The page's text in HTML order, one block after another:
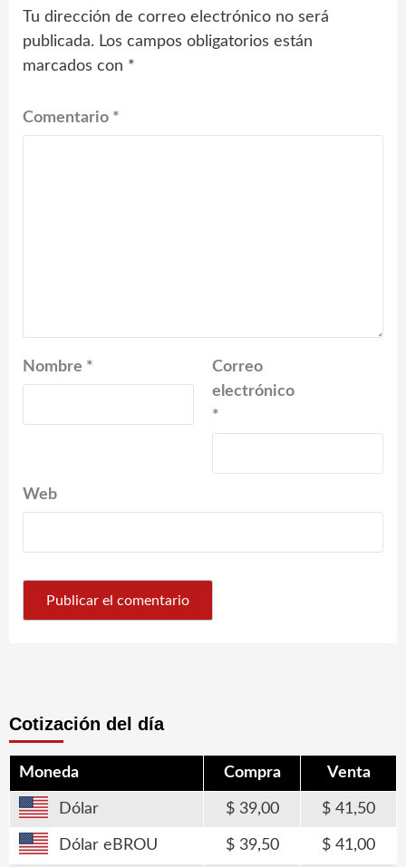
Tu dirección de correo electrónico no será
publicada. Los campos obligatorios están
marcados con *
Comentario *
Nombre *
Correo
electrónico
*
Web
Cotización del día
Moneda Compra Venta
Dólar 39,00 41,50
Dólar eBROU 39,50 41,00